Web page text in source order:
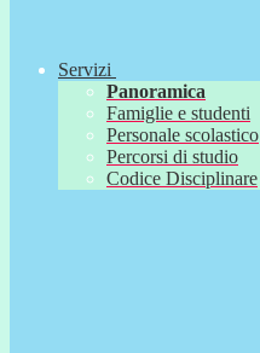
Servizi
Panoramica
Famiglie e studenti
Personale scolastico
Percorsi di studio
Codice Disciplinare